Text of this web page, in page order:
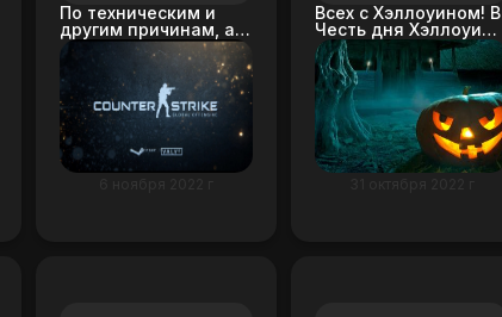
По техническим и
другим причинам, а
так же в целях
повышения качества
сервиса по защиты
от ddos атак,
принято решение
перенести
физический сервер
на локацию
Всех с Хэллоуином! В
Честь дня Хэллоуина
скидка на все услуги
15%